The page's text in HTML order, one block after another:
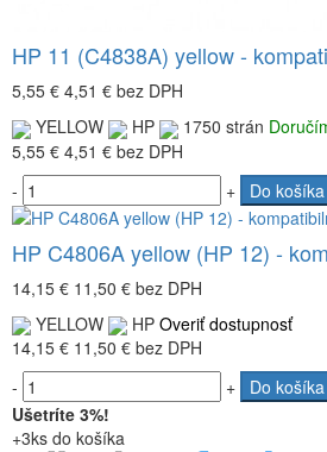
HP 11 (C4838A) yellow -
5,55 € 4,51 € bez DPH
YELLOW
HP 1750 strán
5,55 € 4,51 € bez DPH
-
+ Do košíka
HP C4806A yellow (HP 12) -
14,15 € 11,50 € bez DPH
YELLOW
HP Overiť dostupnosť
14,15 € 11,50 € bez DPH
-
+
Do košíka
Ušetríte 3%!
+3ks do košíka